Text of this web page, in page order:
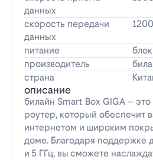
данных
скорость передачи
данных
питание
производитель
страна
описание
билайн Smart Box GIGA –
роутер, который обеспечит
интернетом и широким
доме. Благодаря поддержке
и 5 ГГц, вы сможете